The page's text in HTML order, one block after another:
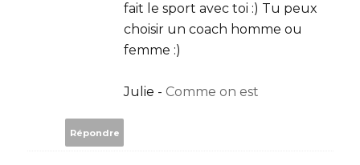
fait le sport avec toi :) Tu peux
choisir un coach homme ou
femme :)
Julie - Comme on est
Répondre